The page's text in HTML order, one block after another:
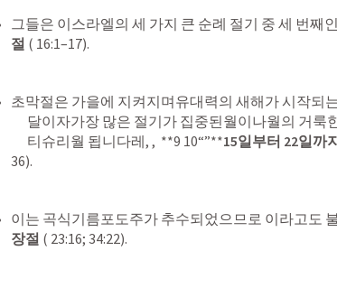
그들은 이스라엘의 세 가지 큰 순례 절기 중 세 번째
절 ( 16:1–17).
초막절은 가을에 지켜지며유대력의 새해가 시작되
      티슈리월 됩니다레, ,  **9 10“”**
15일부터 22일까
36).
이는 곡식기름포도주가 추수되었으므로 이라고도
장절 ( 23:16; 34:22).